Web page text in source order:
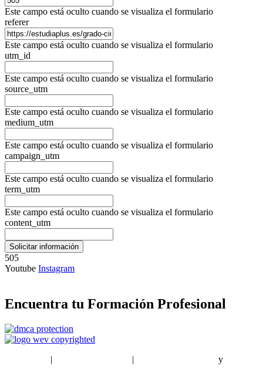
Este campo está oculto cuando se visualiza el formulario
referer
Este campo está oculto cuando se visualiza el formulario
utm_id
Este campo está oculto cuando se visualiza el formulario
source_utm
Este campo está oculto cuando se visualiza el formulario
medium_utm
Este campo está oculto cuando se visualiza el formulario
campaign_utm
Este campo está oculto cuando se visualiza el formulario
term_utm
Este campo está oculto cuando se visualiza el formulario
content_utm
505
Youtube Instagram
Encuentra tu Formación Profesional
| | y